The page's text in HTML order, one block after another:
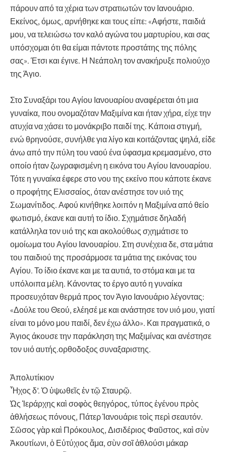
πάρουν από τα χέρια των στρατιωτών τον Ιανουάριο.
Εκείνος, όμως, αρνήθηκε και τους είπε: «Αφήστε, παιδιά
μου, να τελειώσω τον καλό αγώνα του μαρτυρίου, και σας
υπόσχομαι ότι θα είμαι πάντοτε προστάτης της πόλης
σας». Έτσι και έγινε. Η Νεάπολη τον ανακήρυξε πολιούχο
της Άγιο.
Στο Συναξάρι του Αγίου Ιανουαρίου αναφέρεται ότι μια
γυναίκα, που ονομαζόταν Μαξιμίνα και ήταν χήρα, είχε την
ατυχία να χάσει το μονάκριβο παιδί της. Κάποια στιγμή,
ενώ θρηνούσε, συνήλθε για λίγο και κοιτάζοντας ψηλά, είδε
άνω από την πύλη του ναού ένα ύφασμα κρεμασμένο, στο
οποίο ήταν ζωγραφισμένη η εικόνα του Αγίου Ιανουαρίου.
Τότε η γυναίκα έφερε στο νου της εκείνο που κάποτε έκανε
ο προφήτης Ελισσαίος, όταν ανέστησε τον υιό της
Σωμανίτιδος. Αφού κινήθηκε λοιπόν η Μαξιμίνα από θείο
φωτισμό, έκανε και αυτή το ίδιο. Σχημάτισε δηλαδή
κατάλληλα τον υιό της και ακολούθως σχημάτισε το
ομοίωμα του Αγίου Ιανουαρίου. Στη συνέχεια δε, στα μάτια
του παιδιού της προσάρμοσε τα μάτια της εικόνας του
Αγίου. Το ίδιο έκανε και με τα αυτιά, το στόμα και με τα
υπόλοιπα μέλη. Κάνοντας το έργο αυτό η γυναίκα
προσευχόταν θερμά προς τον Άγιο Ιανουάριο λέγοντας:
«Δούλε του Θεού, ελέησέ με και ανάστησε τον υιό μου, γιατί
είναι το μόνο μου παιδί, δεν έχω άλλο». Και πραγματικά, ο
Άγιος άκουσε την παράκληση της Μαξιμίνας και ανέστησε
τον υιό αυτής.ορθοδοξος συναξαριστης.
Ἀπολυτίκιον
Ἦχος δ’. Ὁ ὑψωθεῖς ἐν τῷ Σταυρῷ.
Ὡς Ἱεράρχης καὶ σοφὸς θεηγόρος, τύπος ἐγένου πρὸς
ἀθλήσεως πόνους, Πάτερ Ἰανουάριε τοὶς περὶ σεαυτόν.
Σῶσος γὰρ καὶ Πρόκουλος, Δισιδέριος Φαῦστος, καὶ σὺν
Ἀκουτίωνι, ὁ Εὐτύχιος ἅμα, σὺν σοῖ ἀθλούσι μάκαρ